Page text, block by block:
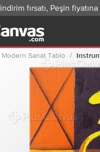
indirim fırsatı, Peşin fiyatına
Modern Sanat Tablo